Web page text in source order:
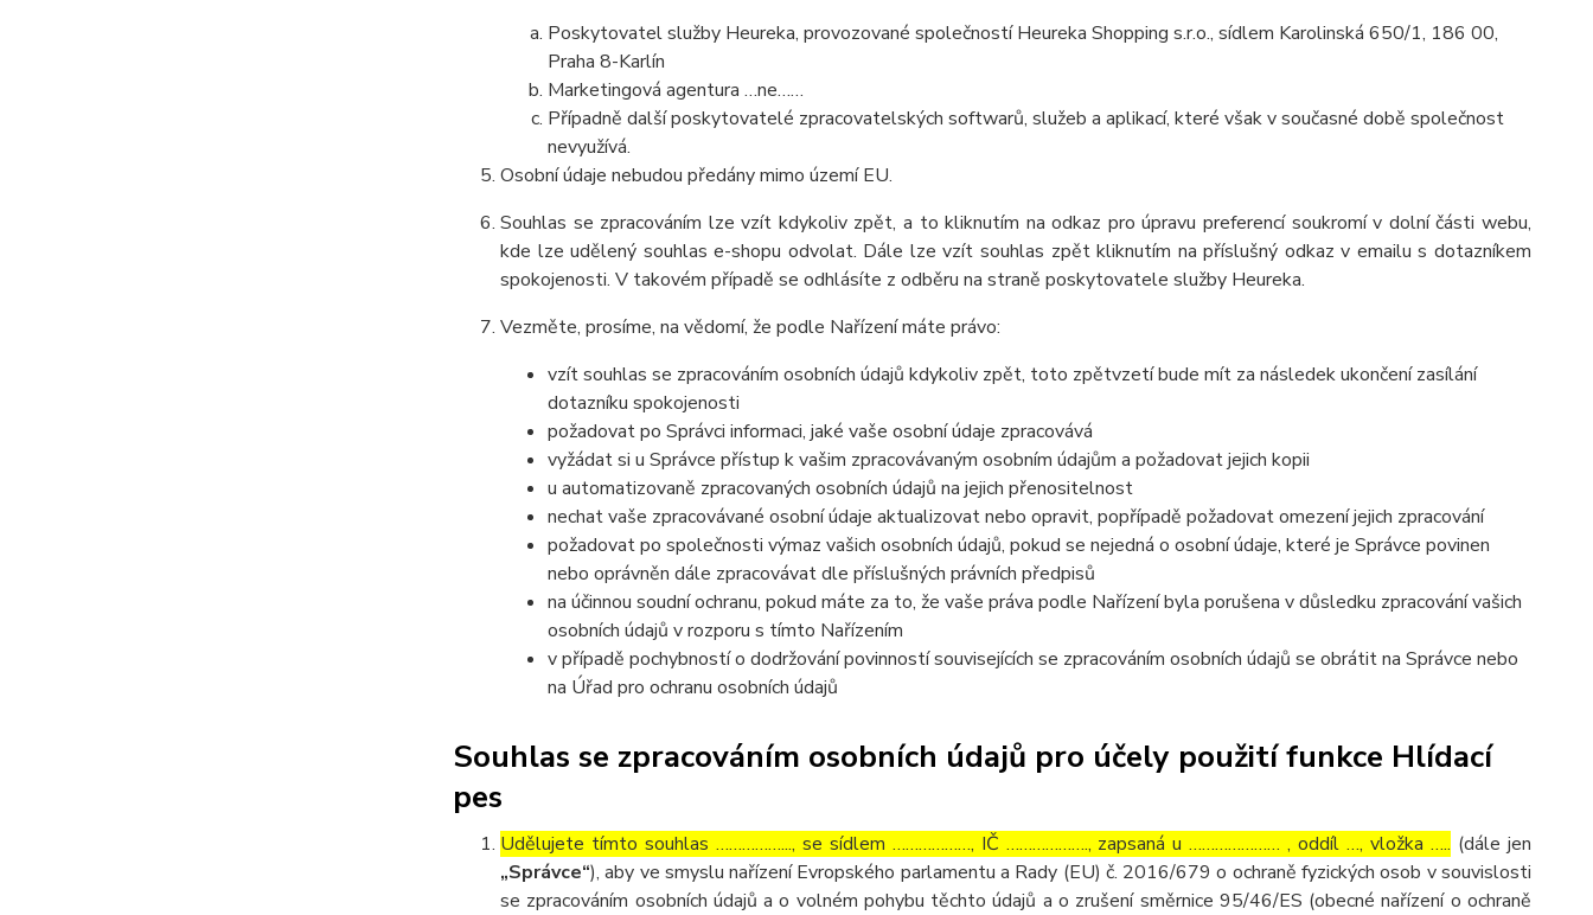
Poskytovatel služby Heureka, provozované společností Heureka Shopping s.r.o., sídlem Karolinská 650/1, 186 00,
Praha 8-Karlín
Marketingová agentura …ne……
Případně další poskytovatelé zpracovatelských softwarů, služeb a aplikací, které však v současné době společnost
nevyužívá.
Osobní údaje nebudou předány mimo území EU.
Souhlas se zpracováním lze vzít kdykoliv zpět, a to kliknutím na odkaz pro úpravu preferencí soukromí v dolní části webu,
kde lze udělený souhlas e-shopu odvolat. Dále lze vzít souhlas zpět kliknutím na příslušný odkaz v emailu s dotazníkem
spokojenosti. V takovém případě se odhlásíte z odběru na straně poskytovatele služby Heureka.
Vezměte, prosíme, na vědomí, že podle Nařízení máte právo:
vzít souhlas se zpracováním osobních údajů kdykoliv zpět, toto zpětvzetí bude mít za následek ukončení zasílání
dotazníku spokojenosti
požadovat po Správci informaci, jaké vaše osobní údaje zpracovává
vyžádat si u Správce přístup k vašim zpracovávaným osobním údajům a požadovat jejich kopii
u automatizovaně zpracovaných osobních údajů na jejich přenositelnost
nechat vaše zpracovávané osobní údaje aktualizovat nebo opravit, popřípadě požadovat omezení jejich zpracování
požadovat po společnosti výmaz vašich osobních údajů, pokud se nejedná o osobní údaje, které je Správce povinen
nebo oprávněn dále zpracovávat dle příslušných právních předpisů
na účinnou soudní ochranu, pokud máte za to, že vaše práva podle Nařízení byla porušena v důsledku zpracování vašich
osobních údajů v rozporu s tímto Nařízením
v případě pochybností o dodržování povinností souvisejících se zpracováním osobních údajů se obrátit na Správce nebo
na Úřad pro ochranu osobních údajů
Souhlas se zpracováním osobních údajů pro účely použití funkce Hlídací
pes
Udělujete tímto souhlas ……………..., se sídlem ………………, IČ ………………., zapsaná u ………………… , oddíl …, vložka ….. (dále jen
„Správce“), aby ve smyslu nařízení Evropského parlamentu a Rady (EU) č. 2016/679 o ochraně fyzických osob v souvislosti
se zpracováním osobních údajů a o volném pohybu těchto údajů a o zrušení směrnice 95/46/ES (obecné nařízení o ochraně